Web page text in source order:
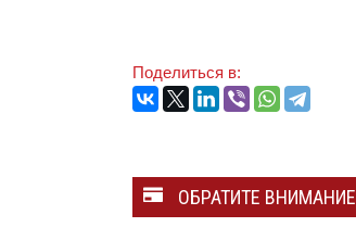
Поделиться в:
ОБРАТИТЕ ВНИМАНИЕ